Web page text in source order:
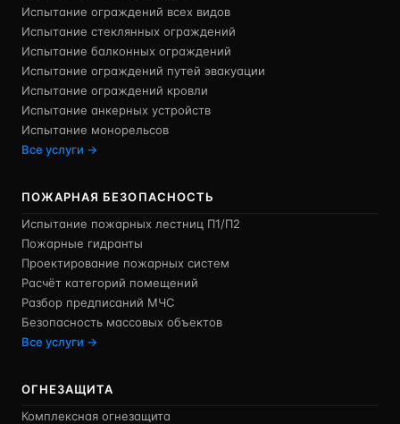
Испытание ограждений всех видов
Испытание стеклянных ограждений
Испытание балконных ограждений
Испытание ограждений путей эвакуации
Испытание ограждений кровли
Испытание анкерных устройств
Испытание монорельсов
Все услуги →
ПОЖАРНАЯ БЕЗОПАСНОСТЬ
Испытание пожарных лестниц П1/П2
Пожарные гидранты
Проектирование пожарных систем
Расчёт категорий помещений
Разбор предписаний МЧС
Безопасность массовых объектов
Все услуги →
ОГНЕЗАЩИТА
Комплексная огнезащита